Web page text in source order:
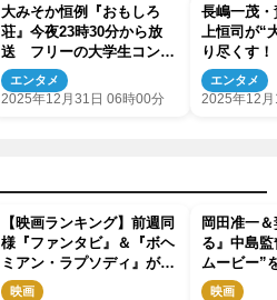
大みそか恒例『おもしろ
荘』今夜23時30分から放
送 フリーの大学生コンビ
から夫婦コンビまで、出演
芸人をチェック！
エンタメ
2025年12月31日 06時00分
長嶋一茂
上恒司が“
り尽くす
ルトーク
エンタメ
2025年12
【映画ランキング】前週同
様『ファンタビ』＆『ボヘ
ミアン・ラプソディ』がワ
ンツー 『来る』は3位発進
映画
岡田准一
る』中島
ムービー”
映画